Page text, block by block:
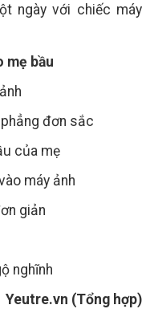
ngày với chiếc máy
mẹ bầu
đơn sắc
của mẹ
máy ảnh
giản
nghĩnh
Yeutre.vn (Tổng hợp)